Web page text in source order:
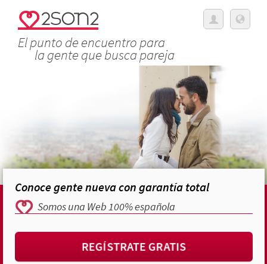
El punto de encuentro para
la gente que busca pareja
Conoce gente nueva con garantía total
Somos una Web 100% española
REGÍSTRATE GRATIS